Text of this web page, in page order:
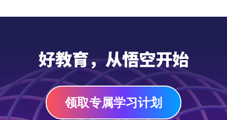
考试和竞赛做准备，这都是一份极佳的资源，
好教育，从悟空开始
领取专属学习计划